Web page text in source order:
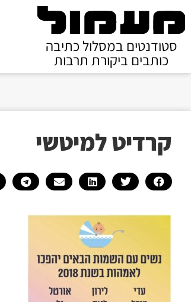
סטודנטים במסלול כתיבה
כותבים ביקורת תרבות
קרדיט למיטשי